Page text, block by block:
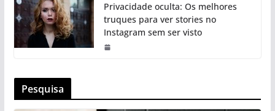
Privacidade oculta: Os melhores
truques para ver stories no
Instagram sem ser visto
Pesquisa